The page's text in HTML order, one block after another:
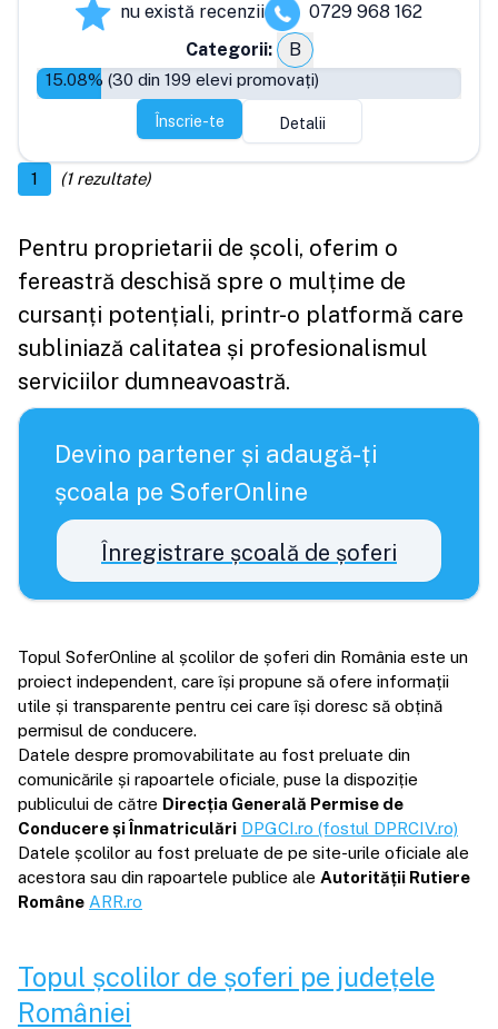
nu există recenzii
0729 968 162
Categorii:
B
15.08% (30 din 199 elevi promovați)
Înscrie-te Detalii
1 (1rezultate)
Pentru proprietarii de școli, oferim o
fereastră deschisă spre o mulțime de
cursanți potențiali, printr-o platformă care
subliniază calitatea și profesionalismul
serviciilor dumneavoastră.
Devino partener și adaugă-ți
școala pe SoferOnline
Înregistrare școală de șoferi
Topul SoferOnline al școlilor de șoferi din România este un
proiect independent, care își propune să ofere informații
utile și transparente pentru cei care își doresc să obțină
permisul de conducere.
Datele despre promovabilitate au fost preluate din
comunicările și rapoartele oficiale, puse la dispoziție
publicului de către Direcția Generală Permise de
Conducere și Înmatriculări DPGCI.ro (fostul DPRCIV.ro)
Datele școlilor au fost preluate de pe site-urile oficiale ale
acestora sau din rapoartele publice ale Autorității Rutiere
Române ARR.ro
Topul școlilor de șoferi pe județele
României